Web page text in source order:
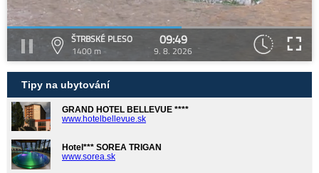
ŠTRBSKÉ PLESO
1400 m
09:49
9. 8. 2026
Tipy na ubytování
GRAND HOTEL BELLEVUE ****
www.hotelbellevue.sk
Hotel*** SOREA TRIGAN
www.sorea.sk